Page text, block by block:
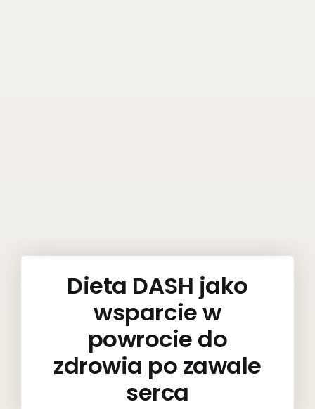
Dieta DASH jako
wsparcie w
powrocie do
zdrowia po zawale
serca